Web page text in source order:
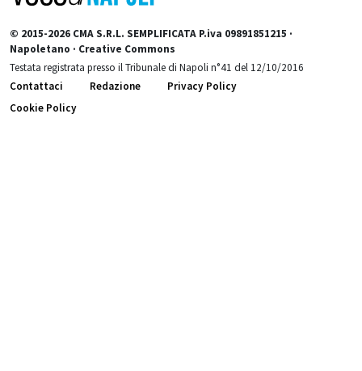
© 2015-2026 CMA S.R.L. SEMPLIFICATA P.iva 09891851215 ·
Napoletano · Creative Commons
Testata registrata presso il Tribunale di Napoli n°41 del 12/10/2016
Contattaci
Redazione
Privacy Policy
Cookie Policy